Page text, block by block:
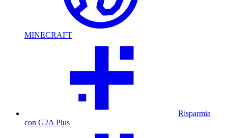
MINECRAFT
Risparmia
con G2A Plus